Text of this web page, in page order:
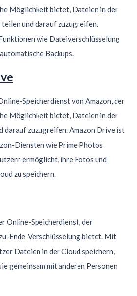
Möglichkeit bietet, Dateien in der
teilen und darauf zuzugreifen.
wie Dateiverschlüsselung
Backups.
Speicherdienst von Amazon, der
Möglichkeit bietet, Dateien in der
darauf zuzugreifen. Amazon Drive ist
Diensten wie Prime Photos
ermöglicht, ihre Fotos und
zu speichern.
Online-Speicherdienst, der
Ende-Verschlüsselung bietet. Mit
Dateien in der Cloud speichern,
gemeinsam mit anderen Personen